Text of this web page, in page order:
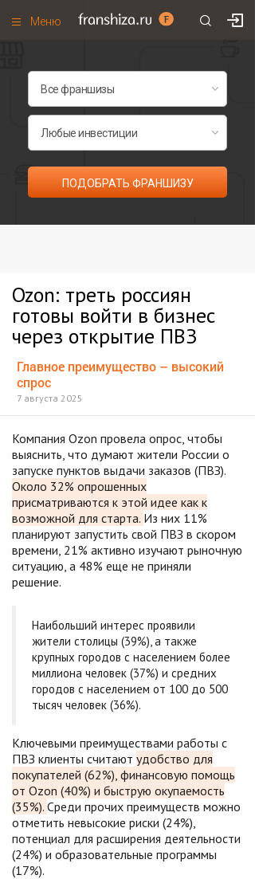
Меню
Франшизы по категориям
Рейтинг франшиз
Все франшизы списком
ПОДОБРАТЬ ФРАНШИЗУ
Ozon: треть россиян
готовы войти в бизнес
через открытие ПВЗ
Главное преимущество – высокий
спрос
7 августа 2025
Компания Ozon провела опрос, чтобы
выяснить, что думают жители России о
запуске пунктов выдачи заказов (ПВЗ).
Около 32% опрошенных
присматриваются к этой идее как к
возможной для старта. Из них 11%
планируют запустить свой ПВЗ в скором
времени, 21% активно изучают рыночную
ситуацию, а 48% еще не приняли
решение.
Наибольший интерес проявили
жители столицы (39%), а также
крупных городов с населением более
миллиона человек (37%) и средних
городов с населением от 100 до 500
тысяч человек (36%).
Ключевыми преимуществами работы с
ПВЗ клиенты считают удобство для
покупателей (62%), финансовую помощь
от Ozon (40%) и быструю окупаемость
(35%). Среди прочих преимуществ можно
отметить невысокие риски (24%),
потенциал для расширения деятельности
(24%) и образовательные программы
(17%).